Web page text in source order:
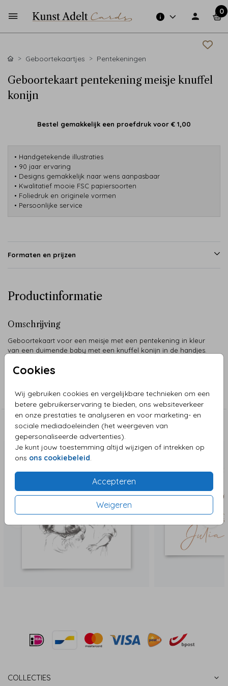
0
Cookies
Wij gebruiken cookies en vergelijkbare technieken om een
betere gebruikerservaring te bieden, ons websiteverkeer
en onze prestaties te analyseren en voor marketing- en
sociale mediadoeleinden (het weergeven van
gepersonaliseerde advertenties).
Je kunt jouw toestemming altijd wijzigen of intrekken op
ons ons cookiebeleid
Accepteren
Weigeren
Geboortekaartjes Pentekeningen
Geboortekaart pentekening meisje knuffel
konijn
Bestel gemakkelijk een proefdruk voor € 1,00
• Handgetekende illustraties
• 90 jaar ervaring
• Designs gemakkelijk naar wens aanpasbaar
• Kwalitatief mooie FSC papiersoorten
• Foliedruk en originele vormen
• Persoonlijke service
Formaten en prijzen
Productinformatie
Omschrijving
Geboortekaart voor een meisje met een pentekening in kleur
van een duimende baby met een knuffel konijn in de handjes.
Pentekeningen
Aanbevolen
COLLECTIES